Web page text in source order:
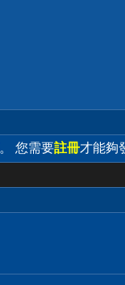
。 您需要註冊才能夠